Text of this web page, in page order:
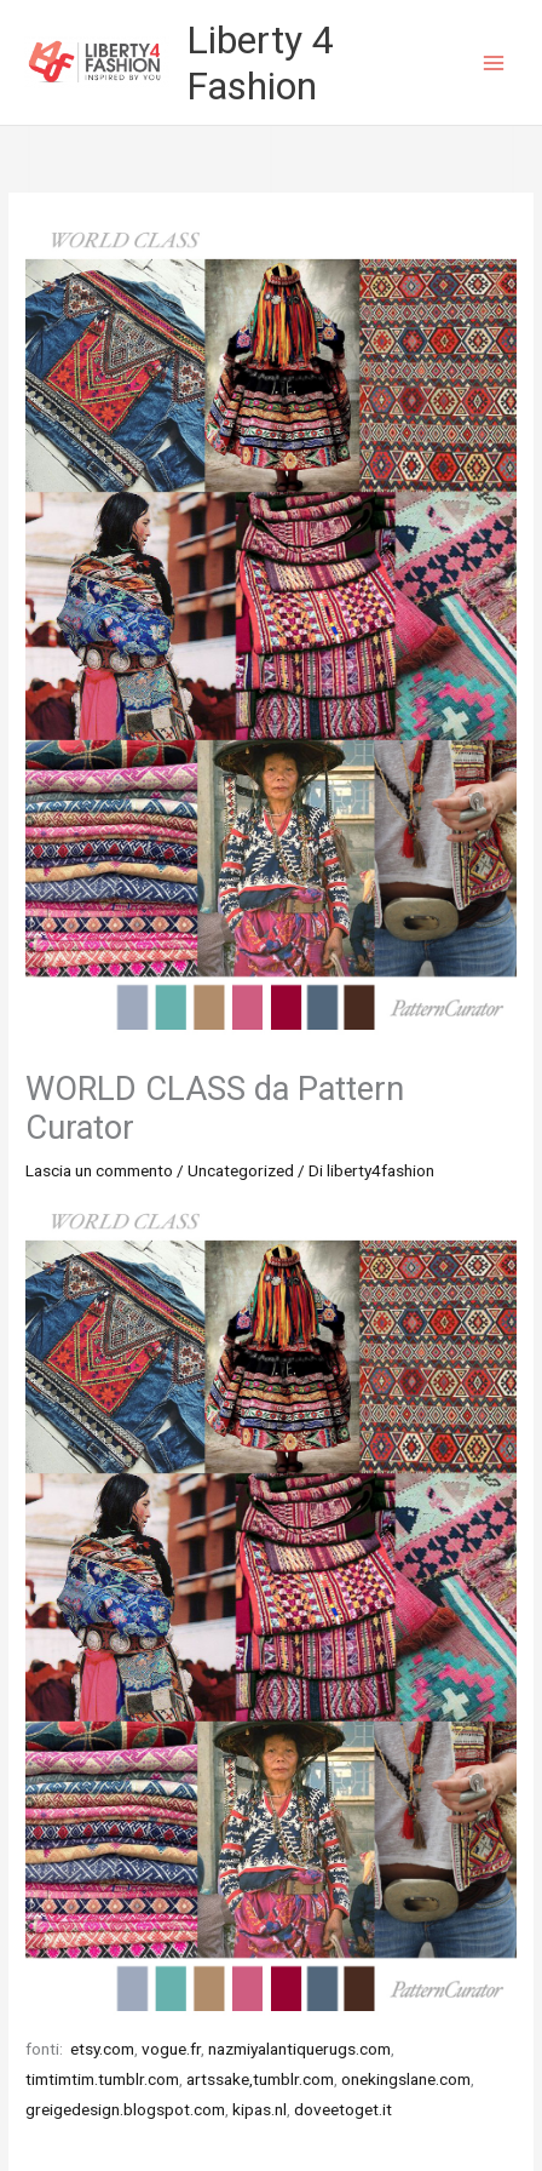
contenuto
Liberty 4
Fashion
WORLD CLASS da Pattern
Curator
Lascia un commento /Uncategorized / Diliberty4fashion
fonti:etsy.com,vogue.fr,nazmiyalantiquerugs.com,
timtimtim.tumblr.com,artssake,tumblr.com,onekingslane.com,
greigedesign.blogspot.com,kipas.nl,doveetoget.it